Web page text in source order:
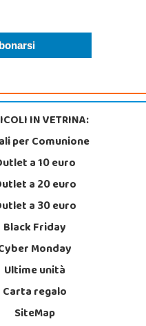
IN VETRINA:
per Comunione
a 10 euro
a 20 euro
a 30 euro
Black Friday
Monday
Ultime unità
Carta regalo
SiteMap